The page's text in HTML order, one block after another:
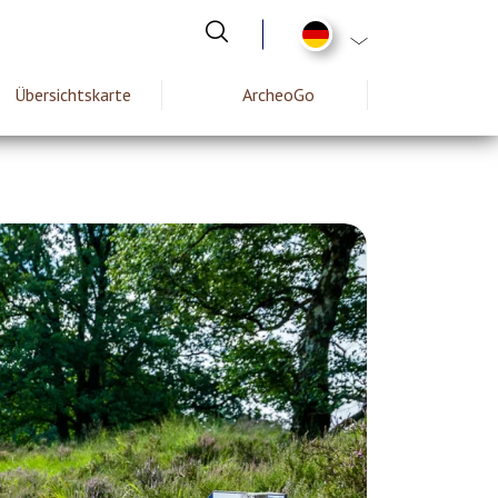
List additional
Übersichtskarte
ArcheoGo